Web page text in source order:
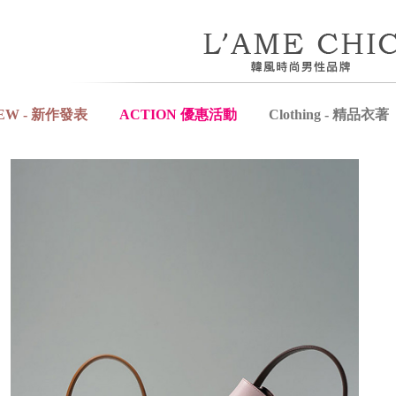
- 新作發表 ACTION 優惠活動 Clothing - 精品衣著